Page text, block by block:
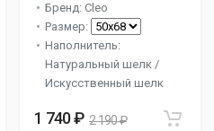
Бренд: Cleo
Размер:
Наполнитель:
Натуральный шелк /
Искусственный шелк
1 740 ₽ 2 190 ₽